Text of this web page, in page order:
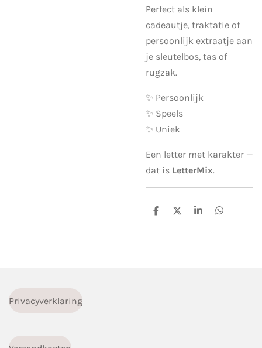
Perfect als klein
cadeautje, traktatie of
persoonlijk extraatje aan
je sleutelbos, tas of
rugzak.
✨ Persoonlijk
✨ Speels
✨ Uniek
Een letter met karakter —
dat is LetterMix.
D
D
S
D
Privacyverklaring